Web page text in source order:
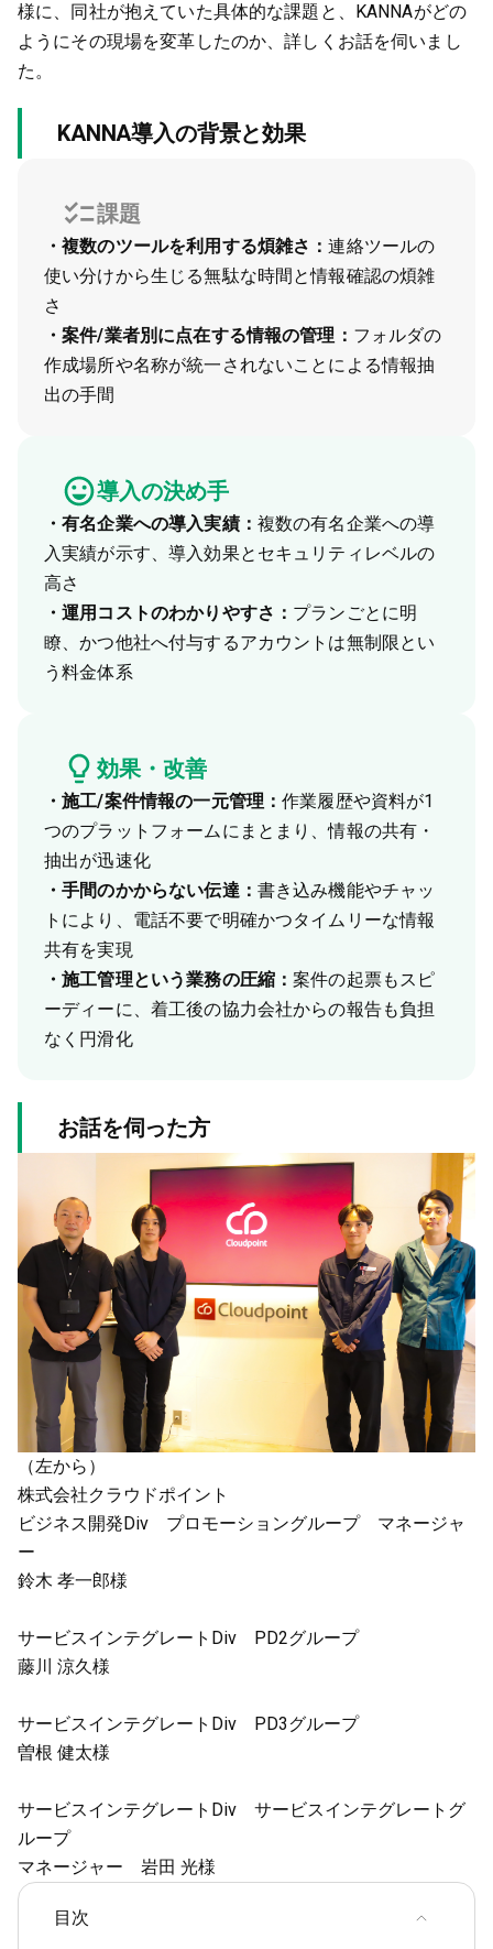
様に、同社が抱えていた具体的な課題と、KANNAがどの
ようにその現場を変革したのか、詳しくお話を伺いまし
た。
KANNA導入の背景と効果
課題
・複数のツールを利用する煩雑さ：連絡ツールの
使い分けから生じる無駄な時間と情報確認の煩雑
さ
・案件/業者別に点在する情報の管理： フォルダの
作成場所や名称が統一されないことによる情報抽
出の手間
導入の決め手
・有名企業への導入実績： 複数の有名企業への導
入実績が示す、導入効果とセキュリティレベルの
高さ
・運用コストのわかりやすさ： プランごとに明
瞭、かつ他社へ付与するアカウントは無制限とい
う料金体系
効果・改善
・施工/案件情報の一元管理：作業履歴や資料が1
つのプラットフォームにまとまり、情報の共有・
抽出が迅速化
・手間のかからない伝達： 書き込み機能やチャッ
トにより、電話不要で明確かつタイムリーな情報
共有を実現
・施工管理という業務の圧縮：案件の起票もスピ
ーディーに、着工後の協力会社からの報告も負担
なく円滑化
お話を伺った方
（左から）
株式会社クラウドポイント
ビジネス開発Div プロモーショングループ マネージャ
ー
鈴木 孝一郎様
サービスインテグレートDiv PD2グループ
藤川 涼久様
サービスインテグレートDiv PD3グループ
曽根 健太様
サービスインテグレートDiv サービスインテグレートグ
ループ
マネージャー 岩田 光様
目次